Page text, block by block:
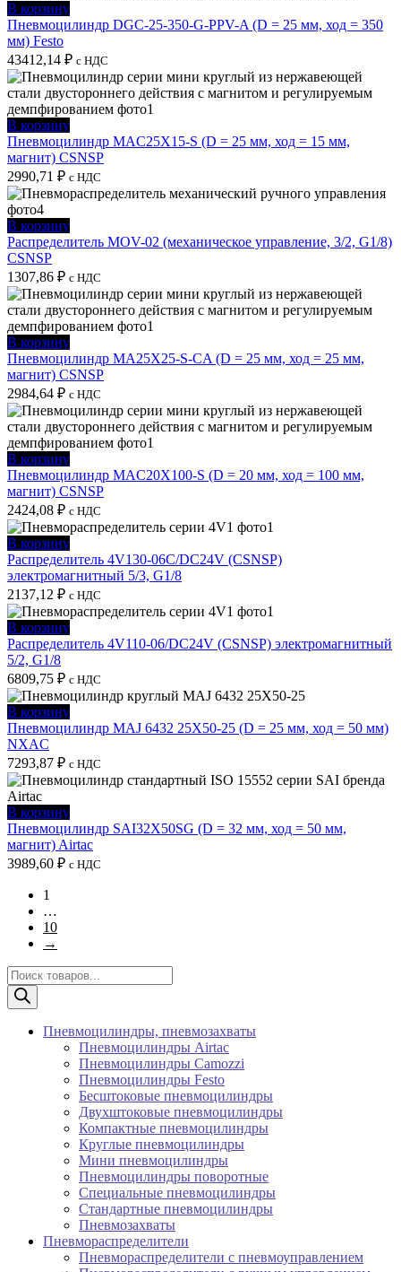
В корзину
Пневмоцилиндр DGC-25-350-G-PPV-A (D = 25 мм, ход = 350
мм) Festo
43412,14 ₽ с НДС
В корзину
Пневмоцилиндр MAC25X15-S (D = 25 мм, ход = 15 мм,
магнит) CSNSP
2990,71 ₽ с НДС
В корзину
Распределитель MOV-02 (механическое управление, 3/2, G1/8)
CSNSP
1307,86 ₽ с НДС
В корзину
Пневмоцилиндр MA25X25-S-CA (D = 25 мм, ход = 25 мм,
магнит) CSNSP
2984,64 ₽ с НДС
В корзину
Пневмоцилиндр MAC20X100-S (D = 20 мм, ход = 100 мм,
магнит) CSNSP
2424,08 ₽ с НДС
В корзину
Распределитель 4V130-06C/DC24V (CSNSP)
электромагнитный 5/3, G1/8
2137,12 ₽ с НДС
В корзину
Распределитель 4V110-06/DC24V (CSNSP) электромагнитный
5/2, G1/8
6809,75 ₽ с НДС
В корзину
Пневмоцилиндр MAJ 6432 25X50-25 (D = 25 мм, ход = 50 мм)
NXAC
7293,87 ₽ с НДС
В корзину
Пневмоцилиндр SAI32X50SG (D = 32 мм, ход = 50 мм,
магнит) Airtac
3989,60 ₽ с НДС
1
…
10
→
Поиск
товаров
Пневмоцилиндры, пневмозахваты
Пневмоцилиндры Airtac
Пневмоцилиндры Camozzi
Пневмоцилиндры Festo
Бесштоковые пневмоцилиндры
Двухштоковые пневмоцилиндры
Компактные пневмоцилиндры
Круглые пневмоцилиндры
Мини пневмоцилиндры
Пневмоцилиндры поворотные
Специальные пневмоцилиндры
Стандартные пневмоцилиндры
Пневмозахваты
Пневмораспределители
Пневмораспределители с пневмоуправлением